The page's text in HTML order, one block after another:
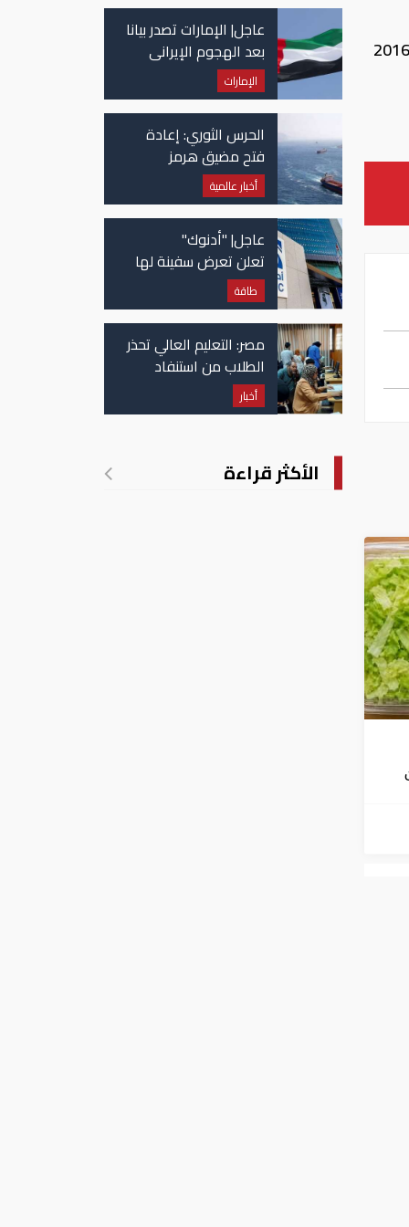
ويوضح الرسم البيانى التالى، التطور فى إيرادات هيئة قناة السويس على مدار عام فى الفترة من ديسمبر 2016
عاجل| الإمارات تصدر بيانا
بعد الهجوم الإيراني
على سفينة تابعة
لـ"أدنوك"
الإمارات
الحرس الثوري: إعادة
فتح مضيق هرمز
مرهونة بقبول واشنطن
الكامل لشروط طهران
أخبار عالمية
عاجل| "أدنوك"
تعلن تعرض سفينة لها
للاستهداف بصاروخ في
مضيق هرمز
طاقة
مصر: التعليم العالي تحذر
الطلاب من استنفاد
الرغبات قبل غلق
التسجيل
أخبار
الأكثر قراءة